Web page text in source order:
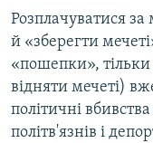
Розплачуватися за
й «зберегти
«пошепки»,
відняти мечеті)
політичні
політв'язнів і